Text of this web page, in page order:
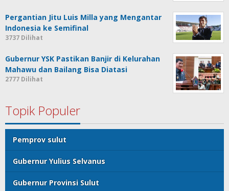
Pergantian Jitu Luis Milla yang Mengantar
Indonesia ke Semifinal
3737 Dilihat
Gubernur YSK Pastikan Banjir di Kelurahan
Mahawu dan Bailang Bisa Diatasi
2777 Dilihat
Topik Populer
Pemprov sulut
Gubernur Yulius Selvanus
Gubernur Provinsi Sulut